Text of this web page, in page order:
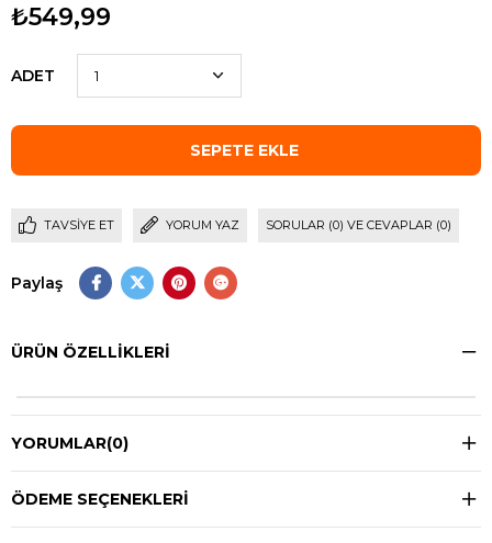
₺549,99
ADET
TAVSIYE ET YORUM YAZ SORULAR (0) VE CEVAPLAR (0)
Paylaş
ÜRÜN ÖZELLIKLERI
YORUMLAR(0)
ÖDEME SEÇENEKLERI